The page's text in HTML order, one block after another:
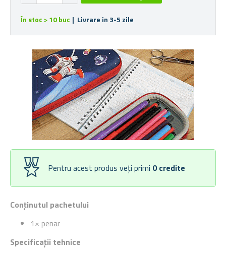
Conținutul pachetului
1× penar
Specificații tehnice
În stoc > 10 buc | Livrare in 3-5 zile
Pentru acest produs veți primi 0 credite